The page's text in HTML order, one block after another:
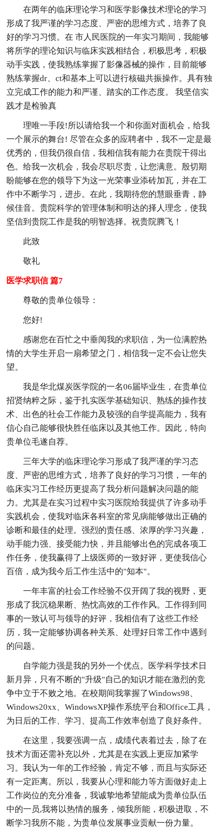
在两年的临床理论学习和医学影像技术理论的学习
形成了我严谨的学习态度、严密的思维方式，培养了良
好的学习习惯。在 市人民医院的一年实习期间，我能够
将所学的理论知识与临床实践相结合，积极思考，积极
动手实践，使我熟练掌握了影像器械的操作，目前能够
熟练掌握dr、ct和基本上可以进行核磁共振操作。具有独
立完成工作的能力和严谨、踏实的工作态度。 我坚信实
践才是检验真
理唯一手段!所以请给我一个和你面对面机会，给我
一个展示的舞台! 尽管在众多的应聘者中，我不一定是最
优秀的，但我仍很自信，我相信我有能力在贵院干得出
色。给我一次机会，我会尽职尽责，让您满意。殷切期
盼能够在您的领导下为这一光荣事业添砖加瓦，并在工
作中不断学习，进步。在此，我期待您的慧眼垂青，静
候佳音。贵院科学的管理体制和明达的择人理念，使我
坚信到贵院工作是我的明智选择。祝贵院腾飞！
此致
敬礼
医学求职信 篇7
尊敬的贵单位领导：
您好!
感谢您在百忙之中垂阅我的求职信，为一位满腔热
情的大学生开启一扇希望之门，相信我一定不会让您失
望。
我是华北煤炭医学院的一名06届毕业生，在贵单位
招贤纳粹之际，鉴于扎实医学基础知识、熟练的操作技
术、出色的社会工作能力及较强的自学提高能力，我有
信心自己能够很快胜任临床以及其他工作。因此，特向
贵单位毛遂自荐。
三年大学的临床理论学习形成了我严谨的学习态
度、严密的思维方式，培养了良好的学习习惯，一年的
临床实习工作经历更提高了我分析问题解决问题的能
力。尤其是在实习过程中实习医院给我提供了许多动手
实践机会，使我对临床各科室的常见病能够做出正确的
诊断和最佳的处理。强烈的责任感、浓厚的学习兴趣，
动手能力强、接受能力快，并且能够出色的完成各项工
作任务，使我赢得了上级医师的一致好评，更使我信心
百倍，成为我今后工作生活中的"知本"。
一年丰富的社会工作经验不仅开阔了我的视野，更
形成了我沉稳果断、热忱高效的工作作风。工作得到同
事的一致认可与领导的好评，我相信有了这些工作经
历，我一定能够协调各种关系、处理好日常工作中遇到
的问题。
自学能力强是我的另外一个优点。医学科学技术日
新月异，只有不断的"升级"自己的知识才能在激烈的竞
争中立于不败之地。在校期间我掌握了Windows98、
Windows20xx、WindowsXP操作系统平台和Office工具，
为日后的工作、学习、提高工作效率创造了良好条件。
在这里，我要强调一点，成绩代表着过去，除了在
技术方面还需补充以外，尤其是在实践上更应加紧学
习。我认为一年的工作经验，肯定不够，而且与实际还
有一定距离。所以，我要从心理和能力等方面做好走上
工作岗位的充分准备，我诚挚地希望能成为贵单位队伍
中的一员,我将以热情的服务，倾我所能，积极进取，不
断学习我所不能，为贵单位发展事业贡献一份力量。